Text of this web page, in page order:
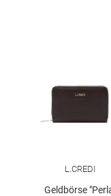
L.CREDI
Geldbörse